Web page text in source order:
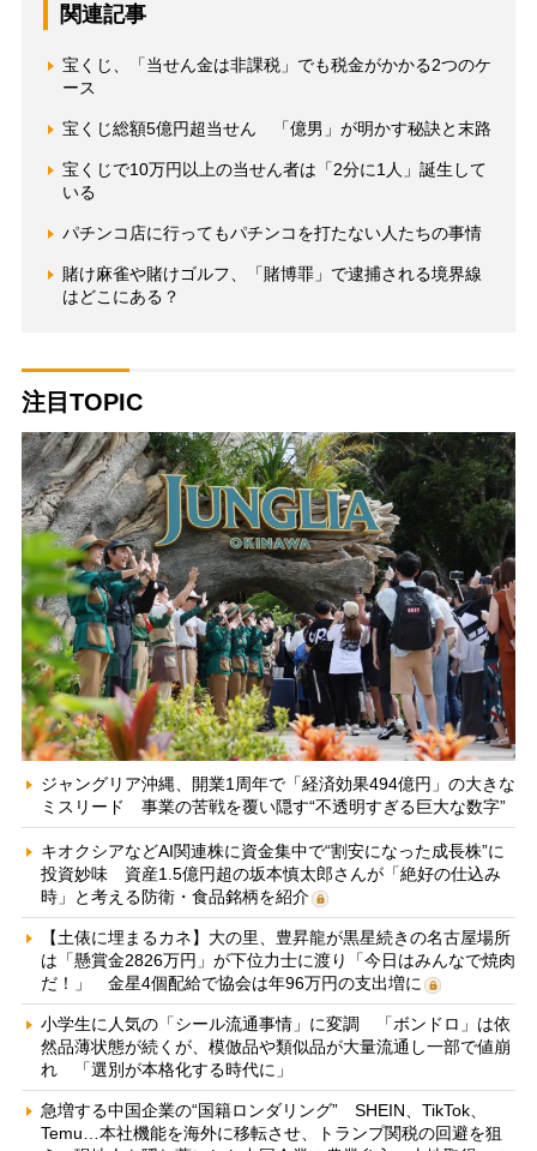
関連記事
宝くじ、「当せん金は非課税」でも税金がかかる2つのケ
ース
宝くじ総額5億円超当せん 「億男」が明かす秘訣と末路
宝くじで10万円以上の当せん者は「2分に1人」誕生して
いる
パチンコ店に行ってもパチンコを打たない人たちの事情
賭け麻雀や賭けゴルフ、「賭博罪」で逮捕される境界線
はどこにある？
注目TOPIC
ジャングリア沖縄、開業1周年で「経済効果494億円」の大きな
ミスリード 事業の苦戦を覆い隠す“不透明すぎる巨大な数字”
キオクシアなどAI関連株に資金集中で“割安になった成長株”に
投資妙味 資産1.5億円超の坂本慎太郎さんが「絶好の仕込み
時」と考える防衛・食品銘柄を紹介
【土俵に埋まるカネ】大の里、豊昇龍が黒星続きの名古屋場所
は「懸賞金2826万円」が下位力士に渡り「今日はみんなで焼肉
だ！」 金星4個配給で協会は年96万円の支出増に
小学生に人気の「シール流通事情」に変調 「ボンドロ」は依
然品薄状態が続くが、模倣品や類似品が大量流通し一部で値崩
れ 「選別が本格化する時代に」
急増する中国企業の“国籍ロンダリング” SHEIN、TikTok、
Temu…本社機能を海外に移転させ、トランプ関税の回避を狙